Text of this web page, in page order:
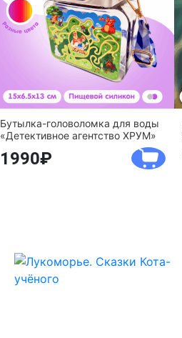
Бутылка-головоломка для воды
«Детективное агентство ХРУМ»
1990